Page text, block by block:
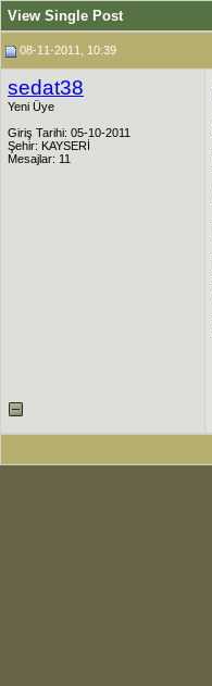
View Single Post
08-11-2011, 10:39
sedat38
Yeni Üye
Giriş Tarihi: 05-10-2011
Şehir: KAYSERİ
Mesajlar: 11